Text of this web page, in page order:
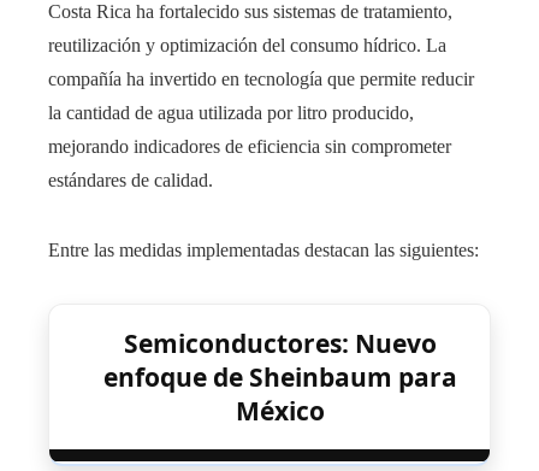
Costa Rica ha fortalecido sus sistemas de tratamiento,
reutilización y optimización del consumo hídrico. La
compañía ha invertido en tecnología que permite reducir
la cantidad de agua utilizada por litro producido,
mejorando indicadores de eficiencia sin comprometer
estándares de calidad.
Entre las medidas implementadas destacan las siguientes:
Semiconductores: Nuevo
enfoque de Sheinbaum para
México